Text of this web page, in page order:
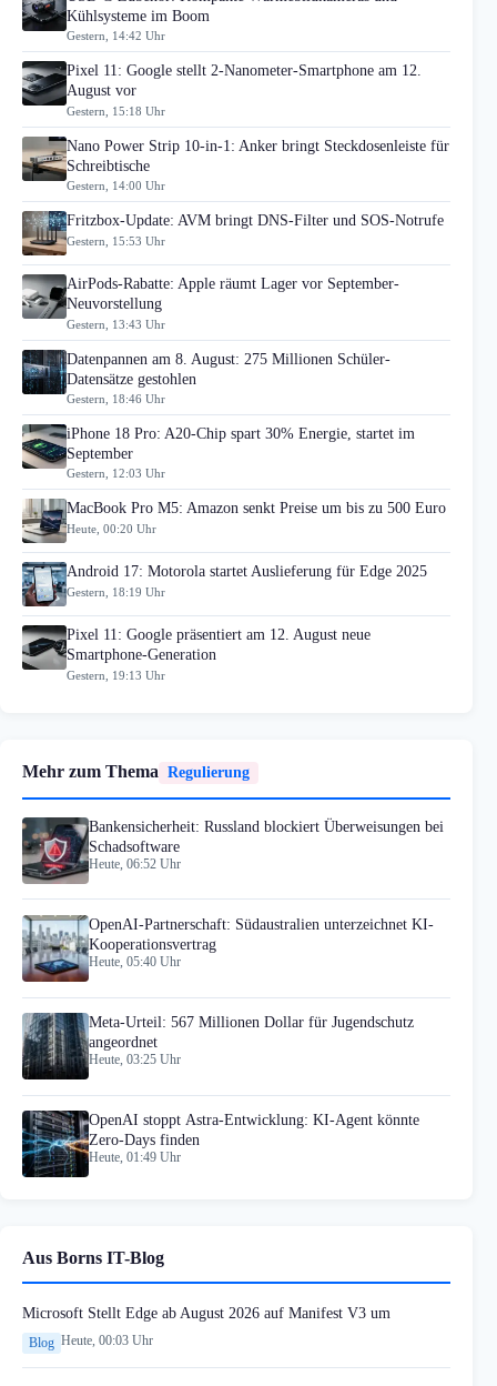
Kühlsysteme im Boom
Gestern, 14:42 Uhr
Pixel 11: Google stellt 2-Nanometer-Smartphone am 12.
August vor
Gestern, 15:18 Uhr
Nano Power Strip 10-in-1: Anker bringt Steckdosenleiste für
Schreibtische
Gestern, 14:00 Uhr
Fritzbox-Update: AVM bringt DNS-Filter und SOS-Notrufe
Gestern, 15:53 Uhr
AirPods-Rabatte: Apple räumt Lager vor September-
Neuvorstellung
Gestern, 13:43 Uhr
Datenpannen am 8. August: 275 Millionen Schüler-
Datensätze gestohlen
Gestern, 18:46 Uhr
iPhone 18 Pro: A20-Chip spart 30% Energie, startet im
September
Gestern, 12:03 Uhr
MacBook Pro M5: Amazon senkt Preise um bis zu 500 Euro
Heute, 00:20 Uhr
Android 17: Motorola startet Auslieferung für Edge 2025
Gestern, 18:19 Uhr
Pixel 11: Google präsentiert am 12. August neue
Smartphone-Generation
Gestern, 19:13 Uhr
Mehr zum Thema Regulierung
Bankensicherheit: Russland blockiert Überweisungen bei
Schadsoftware
Heute, 06:52 Uhr
OpenAI-Partnerschaft: Südaustralien unterzeichnet KI-
Kooperationsvertrag
Heute, 05:40 Uhr
Meta-Urteil: 567 Millionen Dollar für Jugendschutz
angeordnet
Heute, 03:25 Uhr
OpenAI stoppt Astra-Entwicklung: KI-Agent könnte
Zero-Days finden
Heute, 01:49 Uhr
Aus Borns IT-Blog
Microsoft Stellt Edge ab August 2026 auf Manifest V3 um
Blog Heute, 00:03 Uhr